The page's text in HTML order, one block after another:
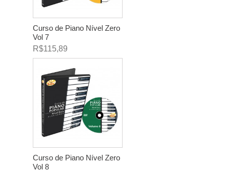
Curso de Piano Nível Zero
Vol 7
R$115,89
Curso de Piano Nível Zero
Vol 8